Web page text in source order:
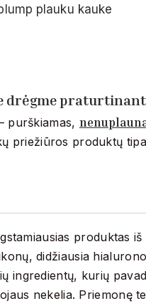
drėgme
purškiamas,
priežiūros produktų
produktas iš
didžiausia hialurono
ingredientų, kurių
nekelia. Priemonę